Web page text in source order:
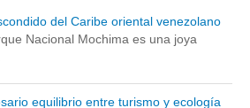
del Caribe oriental venezolano
Nacional Mochima es una joya
equilibrio entre turismo y ecología